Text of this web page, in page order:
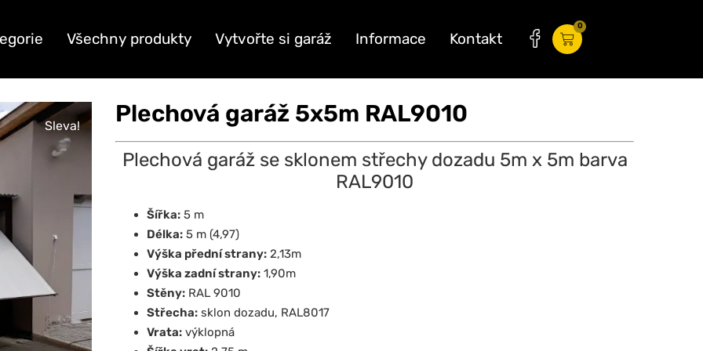
Všechny produkty Vytvořte si garáž Informace Kontakt
0
Sleva! Plechová garáž 5x5m RAL9010
Plechová garáž se sklonem střechy dozadu 5m x 5m barva
RAL9010
Šířka: 5 m
Délka: 5 m (4,97)
Výška přední strany: 2,13m
Výška zadní strany: 1,90m
Stěny: RAL 9010
Střecha: sklon dozadu, RAL8017
Vrata: výklopná